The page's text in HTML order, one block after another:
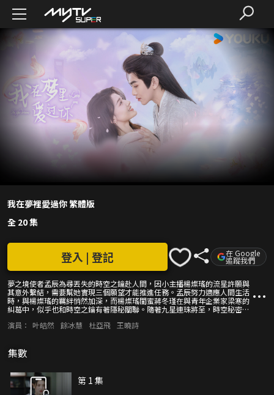
我在夢裡愛過你 繁體版
全 20 集
夢之境使者孟辰為尋丟失的時空之鑰赴人間，因小主播楊燦瑤的流星許願與
其意外繫結，需要幫她實現三個願望才能推進任務。孟辰努力適應人間生活
時，與楊燦瑤的羈絆悄然加深，而楊燦瑤閨蜜蔣冬瑾在與青年企業家梁寒的
糾葛中，似乎也和時空之鑰有著隱秘關聯。隨著九星連珠將至，時空秘密漸
縛？
登入 | 登記 在 Google
追蹤我們
演員： 叶皓然 餘冰慧 杜亞飛 王曉詩
集數
第 1 集